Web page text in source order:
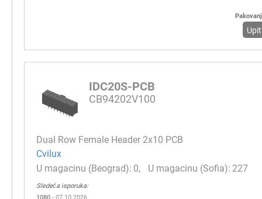
Upit
IDC20S-PCB
CB94202V100
Dual Row Female Header 2х10 PCB
Cvilux
0
227
Sledeća isporuka: